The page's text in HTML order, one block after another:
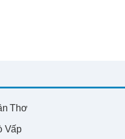
Thơ
Vấp